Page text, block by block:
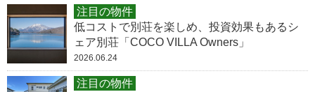
注目の物件
低コストで別荘を楽しめ、投資効果もあるシ
ェア別荘「COCO VILLA Owners」
2026.06.24
注目の物件